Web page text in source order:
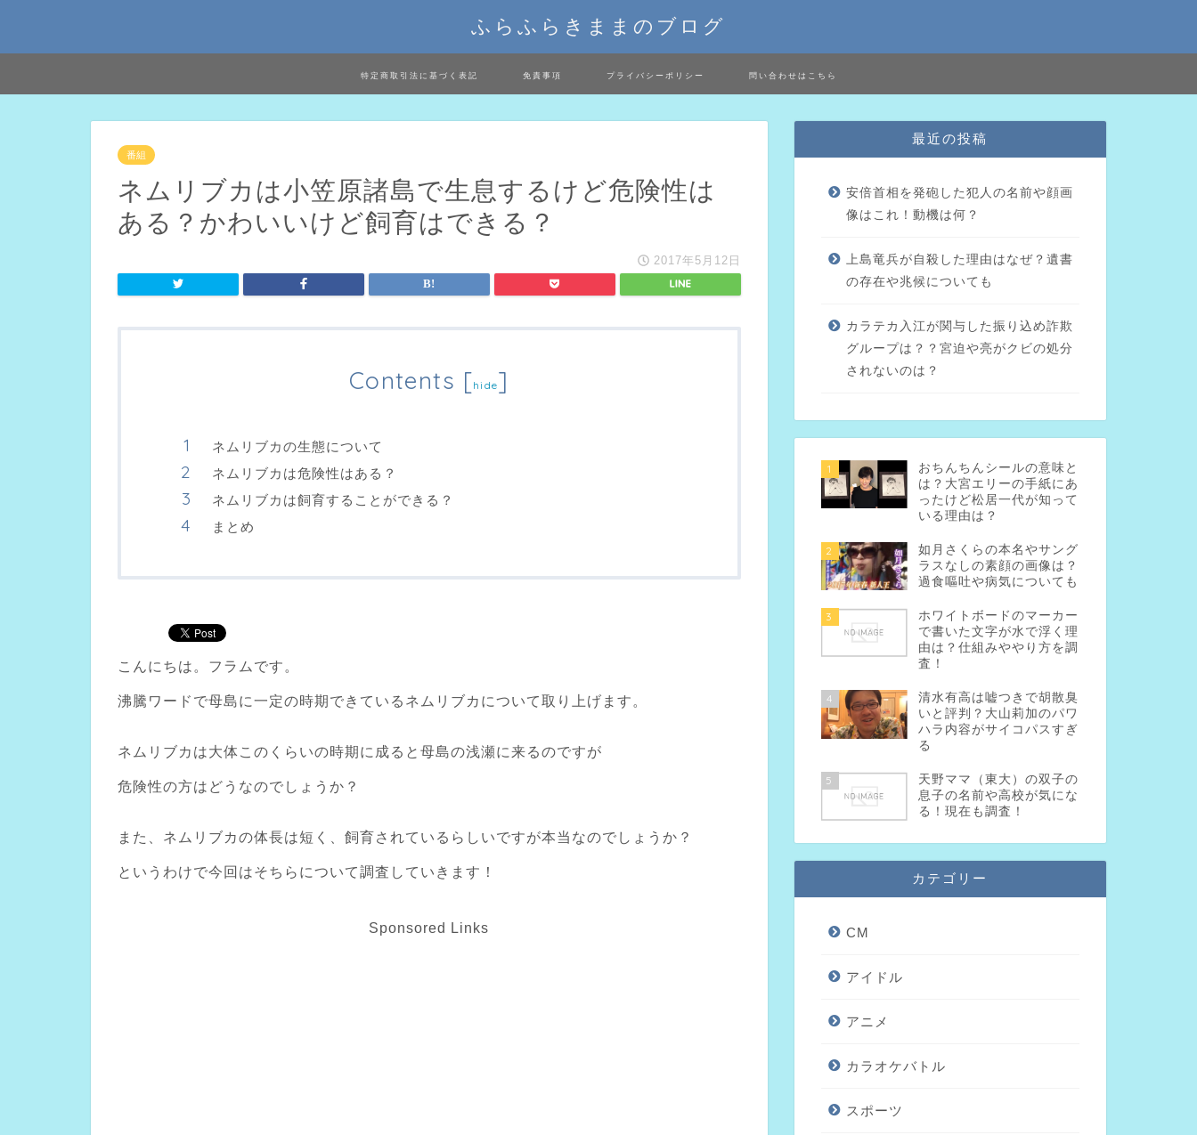
ふらふらきままのブログ
特定商取引法に基づく表記 免責事項 プライバシーポリシー 問い合わせはこちら
番組
ネムリブカは小笠原諸島で生息するけど危険性は
ある？かわいいけど飼育はできる？
2017年5月12日
Contents [hide]
ネムリブカの生態について
ネムリブカは危険性はある？
ネムリブカは飼育することができる？
まとめ
こんにちは。フラムです。
沸騰ワードで母島に一定の時期できているネムリブカについて取り上げます。
ネムリブカは大体このくらいの時期に成ると母島の浅瀬に来るのですが
危険性の方はどうなのでしょうか？
また、ネムリブカの体長は短く、飼育されているらしいですが本当なのでしょうか？
というわけで今回はそちらについて調査していきます！
Sponsored Links
最近の投稿
安倍首相を発砲した犯人の名前や顔画
像はこれ！動機は何？
上島竜兵が自殺した理由はなぜ？遺書
の存在や兆候についても
カラテカ入江が関与した振り込め詐欺
グループは？？宮迫や亮がクビの処分
されないのは？
1
おちんちんシールの意味と
は？大宮エリーの手紙にあ
ったけど松居一代が知って
いる理由は？
2
如月さくらの本名やサング
ラスなしの素顔の画像は？
過食嘔吐や病気についても
3
ホワイトボードのマーカー
で書いた文字が水で浮く理
由は？仕組みややり方を調
査！
4
清水有高は嘘つきで胡散臭
いと評判？大山莉加のパワ
ハラ内容がサイコパスすぎ
る
5
天野ママ（東大）の双子の
息子の名前や高校が気にな
る！現在も調査！
カテゴリー
CM
アイドル
アニメ
カラオケバトル
スポーツ